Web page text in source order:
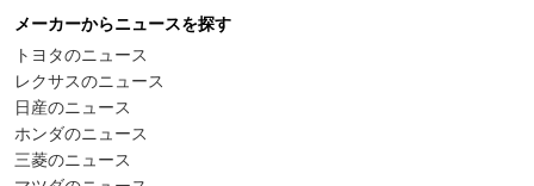
メーカーからニュースを探す
トヨタのニュース
レクサスのニュース
日産のニュース
ホンダのニュース
三菱のニュース